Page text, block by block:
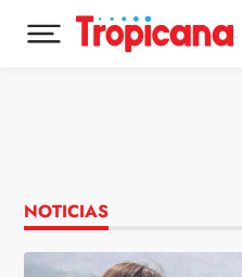
Desplegar menú principal
NOTICIAS